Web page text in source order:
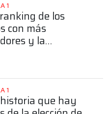
1
de los
con más
y la
1
historia que hay